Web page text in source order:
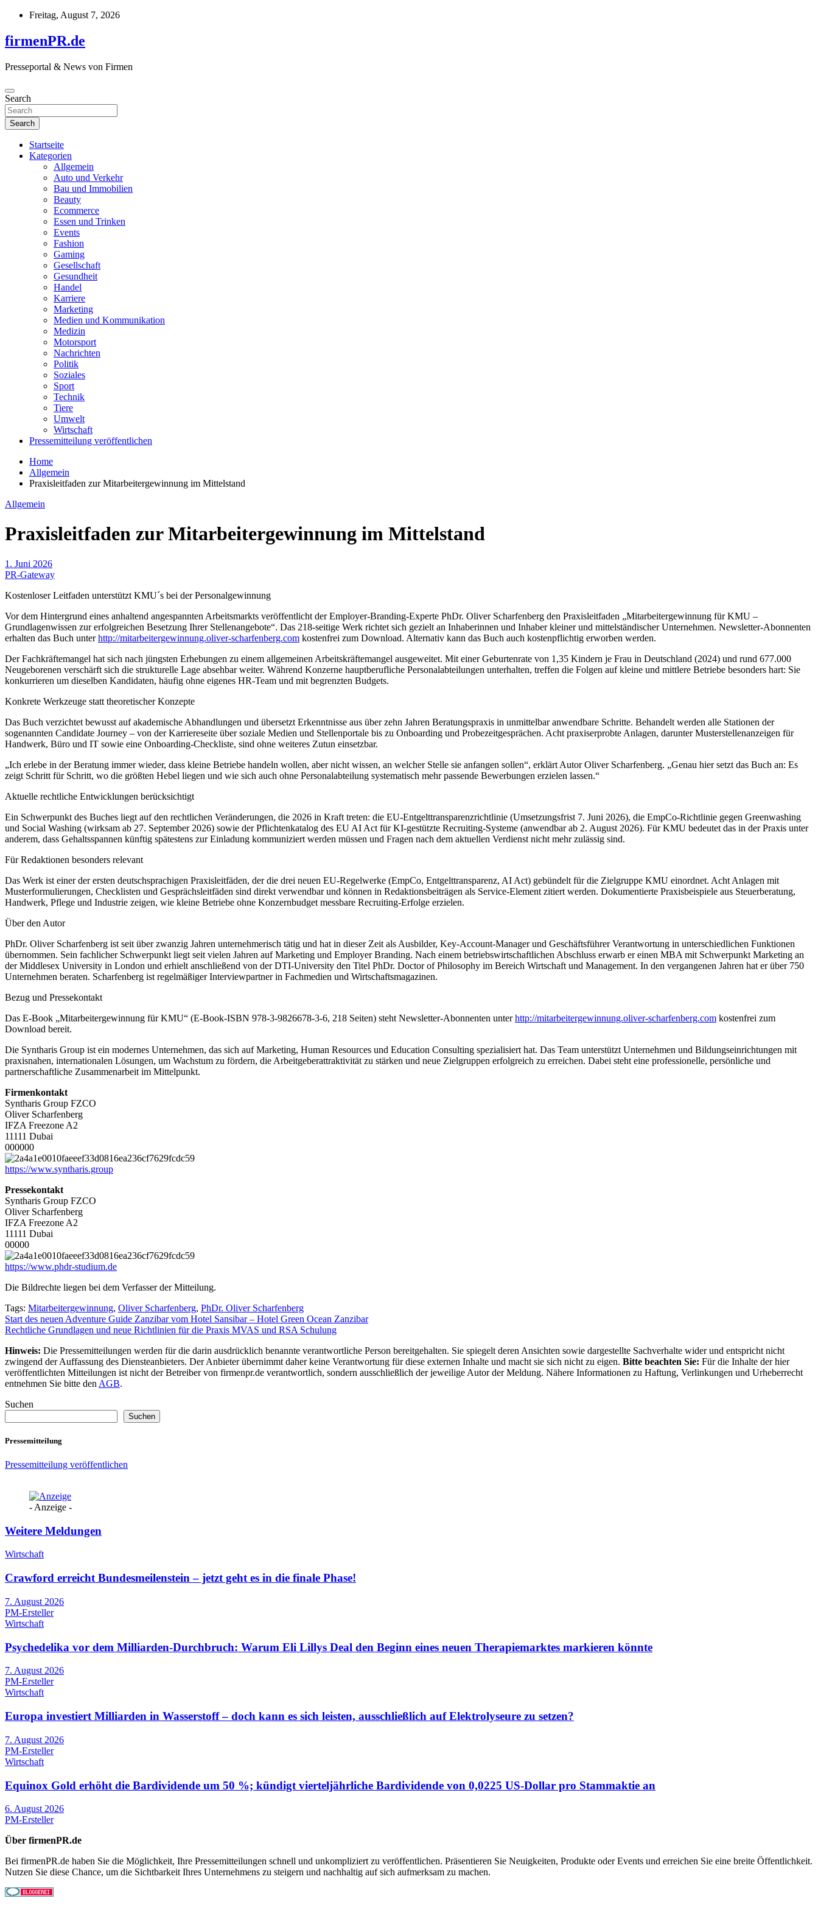
Skip
content
Freitag, August 7, 2026
firmenPR.de
Presseportal & News von Firmen
Search
Search
Startseite
Kategorien
Allgemein
Auto und Verkehr
Bau und Immobilien
Beauty
Ecommerce
Essen und Trinken
Events
Fashion
Gaming
Gesellschaft
Gesundheit
Handel
Karriere
Marketing
Medien und Kommunikation
Medizin
Motorsport
Nachrichten
Politik
Soziales
Sport
Technik
Tiere
Umwelt
Wirtschaft
Pressemitteilung veröffentlichen
Home
Allgemein
Praxisleitfaden zur Mitarbeitergewinnung im Mittelstand
Allgemein
Praxisleitfaden zur Mitarbeitergewinnung im Mittelstand
1. Juni 2026
PR-Gateway
Kostenloser Leitfaden unterstützt KMU´s bei der Personalgewinnung
Vor dem Hintergrund eines anhaltend angespannten Arbeitsmarkts veröffentlicht der Employer-Branding-Experte PhDr. Oliver Scharfenberg den Praxisleitfaden „Mitarbeitergewinnung für KMU –
Grundlagenwissen zur erfolgreichen Besetzung Ihrer Stellenangebote“. Das 218-seitige Werk richtet sich gezielt an Inhaberinnen und Inhaber kleiner und mittelständischer Unternehmen. Newsletter-Abonnenten
erhalten das Buch unterhttp://mitarbeitergewinnung.oliver-scharfenberg.com kostenfrei zum Download. Alternativ kann das Buch auch kostenpflichtig erworben werden.
Der Fachkräftemangel hat sich nach jüngsten Erhebungen zu einem allgemeinen Arbeitskräftemangel ausgeweitet. Mit einer Geburtenrate von 1,35 Kindern je Frau in Deutschland (2024) und rund 677.000
Neugeborenen verschärft sich die strukturelle Lage absehbar weiter. Während Konzerne hauptberufliche Personalabteilungen unterhalten, treffen die Folgen auf kleine und mittlere Betriebe besonders hart: Sie
konkurrieren um dieselben Kandidaten, häufig ohne eigenes HR-Team und mit begrenzten Budgets.
Konkrete Werkzeuge statt theoretischer Konzepte
Das Buch verzichtet bewusst auf akademische Abhandlungen und übersetzt Erkenntnisse aus über zehn Jahren Beratungspraxis in unmittelbar anwendbare Schritte. Behandelt werden alle Stationen der
sogenannten Candidate Journey – von der Karriereseite über soziale Medien und Stellenportale bis zu Onboarding und Probezeitgesprächen. Acht praxiserprobte Anlagen, darunter Musterstellenanzeigen für
Handwerk, Büro und IT sowie eine Onboarding-Checkliste, sind ohne weiteres Zutun einsetzbar.
„Ich erlebe in der Beratung immer wieder, dass kleine Betriebe handeln wollen, aber nicht wissen, an welcher Stelle sie anfangen sollen“, erklärt Autor Oliver Scharfenberg. „Genau hier setzt das Buch an: Es
zeigt Schritt für Schritt, wo die größten Hebel liegen und wie sich auch ohne Personalabteilung systematisch mehr passende Bewerbungen erzielen lassen.“
Aktuelle rechtliche Entwicklungen berücksichtigt
Ein Schwerpunkt des Buches liegt auf den rechtlichen Veränderungen, die 2026 in Kraft treten: die EU-Entgelttransparenzrichtlinie (Umsetzungsfrist 7. Juni 2026), die EmpCo-Richtlinie gegen Greenwashing
und Social Washing (wirksam ab 27. September 2026) sowie der Pflichtenkatalog des EU AI Act für KI-gestützte Recruiting-Systeme (anwendbar ab 2. August 2026). Für KMU bedeutet das in der Praxis unter
anderem, dass Gehaltsspannen künftig spätestens zur Einladung kommuniziert werden müssen und Fragen nach dem aktuellen Verdienst nicht mehr zulässig sind.
Für Redaktionen besonders relevant
Das Werk ist einer der ersten deutschsprachigen Praxisleitfäden, der die drei neuen EU-Regelwerke (EmpCo, Entgelttransparenz, AI Act) gebündelt für die Zielgruppe KMU einordnet. Acht Anlagen mit
Musterformulierungen, Checklisten und Gesprächsleitfäden sind direkt verwendbar und können in Redaktionsbeiträgen als Service-Element zitiert werden. Dokumentierte Praxisbeispiele aus Steuerberatung,
Handwerk, Pflege und Industrie zeigen, wie kleine Betriebe ohne Konzernbudget messbare Recruiting-Erfolge erzielen.
Über den Autor
PhDr. Oliver Scharfenberg ist seit über zwanzig Jahren unternehmerisch tätig und hat in dieser Zeit als Ausbilder, Key-Account-Manager und Geschäftsführer Verantwortung in unterschiedlichen Funktionen
übernommen. Sein fachlicher Schwerpunkt liegt seit vielen Jahren auf Marketing und Employer Branding. Nach einem betriebswirtschaftlichen Abschluss erwarb er einen MBA mit Schwerpunkt Marketing an
der Middlesex University in London und erhielt anschließend von der DTI-University den Titel PhDr. Doctor of Philosophy im Bereich Wirtschaft und Management. In den vergangenen Jahren hat er über 750
Unternehmen beraten. Scharfenberg ist regelmäßiger Interviewpartner in Fachmedien und Wirtschaftsmagazinen.
Bezug und Pressekontakt
Das E-Book „Mitarbeitergewinnung für KMU“ (E-Book-ISBN 978-3-9826678-3-6, 218 Seiten) steht Newsletter-Abonnenten unterhttp://mitarbeitergewinnung.oliver-scharfenberg.com kostenfrei zum
Download bereit.
Die Syntharis Group ist ein modernes Unternehmen, das sich auf Marketing, Human Resources und Education Consulting spezialisiert hat. Das Team unterstützt Unternehmen und Bildungseinrichtungen mit
praxisnahen, internationalen Lösungen, um Wachstum zu fördern, die Arbeitgeberattraktivität zu stärken und neue Zielgruppen erfolgreich zu erreichen. Dabei steht eine professionelle, persönliche und
partnerschaftliche Zusammenarbeit im Mittelpunkt.
Firmenkontakt
Syntharis Group FZCO
Oliver Scharfenberg
IFZA Freezone A2
11111 Dubai
000000
https://www.syntharis.group
Pressekontakt
Syntharis Group FZCO
Oliver Scharfenberg
IFZA Freezone A2
11111 Dubai
00000
https://www.phdr-studium.de
Die Bildrechte liegen bei dem Verfasser der Mitteilung.
Tags: Mitarbeitergewinnung, Oliver Scharfenberg, PhDr. Oliver Scharfenberg
Beitragsnavigation
Start des neuen Adventure Guide Zanzibar vom Hotel Sansibar – Hotel Green Ocean Zanzibar
Rechtliche Grundlagen und neue Richtlinien für die Praxis MVAS und RSA Schulung
Hinweis: Die Pressemitteilungen werden für die darin ausdrücklich benannte verantwortliche Person bereitgehalten. Sie spiegelt deren Ansichten sowie dargestellte Sachverhalte wider und entspricht nicht
zwingend der Auffassung des Diensteanbieters. Der Anbieter übernimmt daher keine Verantwortung für diese externen Inhalte und macht sie sich nicht zu eigen. Bitte beachten Sie: Für die Inhalte der hier
veröffentlichten Mitteilungen ist nicht der Betreiber von firmenpr.de verantwortlich, sondern ausschließlich der jeweilige Autor der Meldung. Nähere Informationen zu Haftung, Verlinkungen und Urheberrecht
entnehmen Sie bitte den AGB.
Suchen
Suchen
Pressemitteilung
Pressemitteilung veröffentlichen
- Anzeige -
Weitere Meldungen
Wirtschaft
Crawford erreicht Bundesmeilenstein – jetzt geht es in die finale Phase!
7. August 2026
PM-Ersteller
Wirtschaft
Psychedelika vor dem Milliarden-Durchbruch: Warum Eli Lillys Deal den Beginn eines neuen Therapiemarktes markieren könnte
7. August 2026
PM-Ersteller
Wirtschaft
Europa investiert Milliarden in Wasserstoff – doch kann es sich leisten, ausschließlich auf Elektrolyseure zu setzen?
7. August 2026
PM-Ersteller
Wirtschaft
Equinox Gold erhöht die Bardividende um 50 %; kündigt vierteljährliche Bardividende von 0,0225 US-Dollar pro Stammaktie an
6. August 2026
PM-Ersteller
Über firmenPR.de
Bei firmenPR.de haben Sie die Möglichkeit, Ihre Pressemitteilungen schnell und unkompliziert zu veröffentlichen. Präsentieren Sie Neuigkeiten, Produkte oder Events und erreichen Sie eine breite Öffentlichkeit.
Nutzen Sie diese Chance, um die Sichtbarkeit Ihres Unternehmens zu steigern und nachhaltig auf sich aufmerksam zu machen.